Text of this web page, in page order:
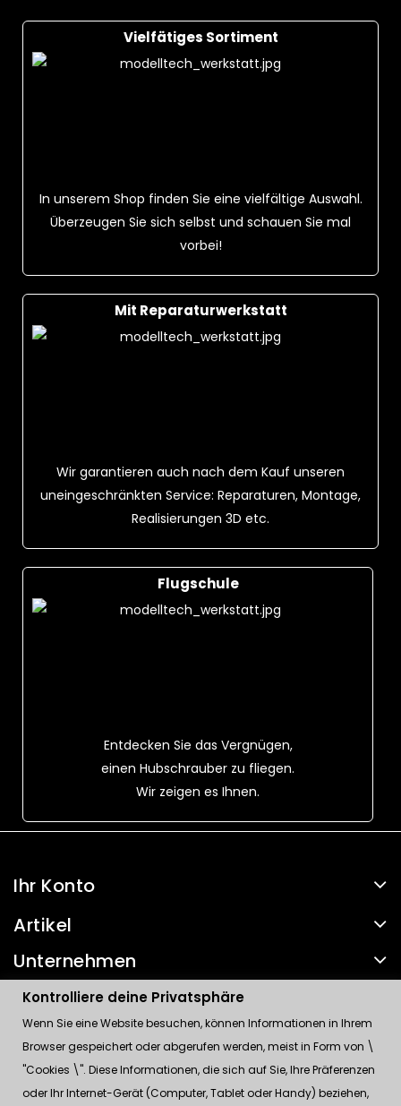
Vielfätiges Sortiment
In unserem Shop finden Sie eine vielfältige Auswahl.
Überzeugen Sie sich selbst und schauen Sie mal
vorbei!
Mit Reparaturwerkstatt
Wir garantieren auch nach dem Kauf unseren
uneingeschränkten Service: Reparaturen, Montage,
Realisierungen 3D etc.
Flugschule
Entdecken Sie das Vergnügen,
einen Hubschrauber zu fliegen.
Wir zeigen es Ihnen.
Ihr Konto
Artikel
Unternehmen
Kontakt
Kontrolliere deine Privatsphäre
Kontrolliere deine Privatsphäre
Wenn Sie eine Website besuchen, können Informationen in Ihrem
Browser gespeichert oder abgerufen werden, meist in Form von \
"Cookies \". Diese Informationen, die sich auf Sie, Ihre Präferenzen
oder Ihr Internet-Gerät (Computer, Tablet oder Handy) beziehen,